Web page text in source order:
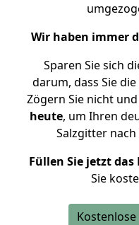
Wir haben immer
Sparen Sie sich
darum, dass Sie
Zögern Sie nicht und
heute, um Ihren
Salzgitter
Füllen Sie jetzt
Sie